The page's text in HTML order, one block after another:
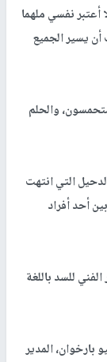
أعتبر نفسي ملهما
يسير الجميع
والحلم
التي انتهت
أحد أفراد
للسد باللغة
المدير